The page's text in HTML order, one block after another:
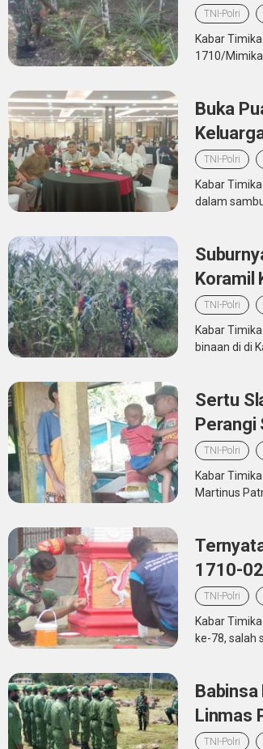
TNI-Polri
Kabar
1710/
Buka
TNI-Polri
Kabar
dalam
Koramil
TNI-Polri
Kabar
binaan di di
Sertu
Perangi
TNI-Polri
Kabar
Martinus
1710-
TNI-Polri
Kabar
ke-78, salah
Linmas
TNI-Polri